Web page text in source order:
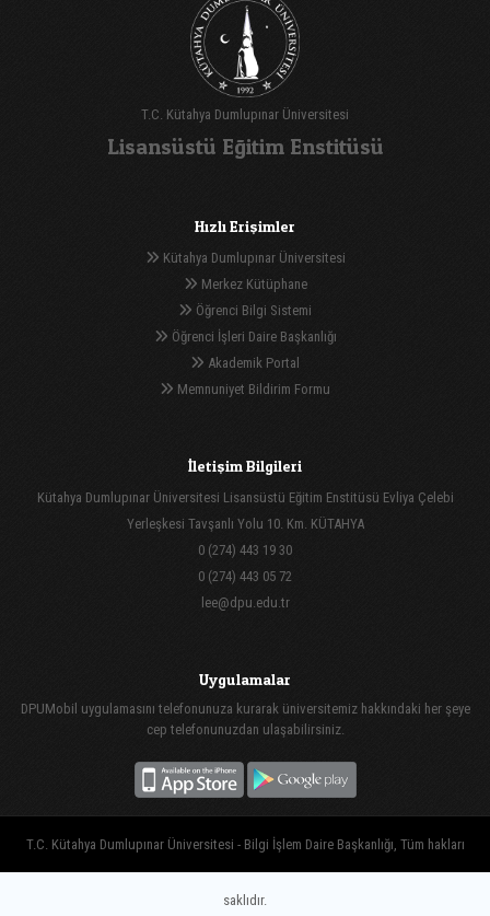
T.C. Kütahya Dumlupınar Üniversitesi
Lisansüstü Eğitim Enstitüsü
Hızlı Erişimler
Kütahya Dumlupınar Üniversitesi
Merkez Kütüphane
Öğrenci Bilgi Sistemi
Öğrenci İşleri Daire Başkanlığı
Akademik Portal
Memnuniyet Bildirim Formu
İletişim Bilgileri
Kütahya Dumlupınar Üniversitesi Lisansüstü Eğitim Enstitüsü Evliya Çelebi
Yerleşkesi Tavşanlı Yolu 10. Km. KÜTAHYA
0 (274) 443 19 30
0 (274) 443 05 72
lee@dpu.edu.tr
Uygulamalar
DPUMobil uygulamasını telefonunuza kurarak üniversitemiz hakkındaki her şeye
cep telefonunuzdan ulaşabilirsiniz.
T.C. Kütahya Dumlupınar Üniversitesi - Bilgi İşlem Daire Başkanlığı, Tüm hakları
saklıdır.